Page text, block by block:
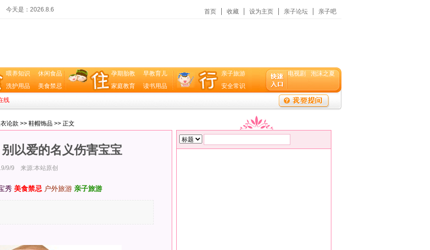
首页 收藏 设为主页 亲子论坛 亲子吧
今天是： 2026.8.6
喂养知识
休闲食品
洗护用品
美食禁忌
孕期胎教
早教育儿
家庭教育
读书用品
亲子旅游
安全常识
电视剧 泡沫之夏
线
论款 >> 鞋帽饰品 >> 正文
以爱的名义伤害宝宝
9/9 来源:本站原创
秀 美食禁忌 户外旅游 亲子旅游